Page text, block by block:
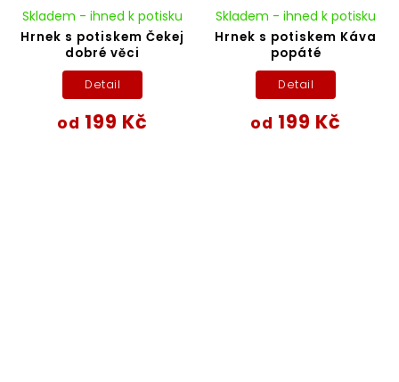
Hrnek s potiskem Čekej
dobré věci
Skladem - ihned k potisku
od 199 Kč
Detail
Hrnek s potiskem Káva
popáté
Skladem - ihned k potisku
od 199 Kč
Detail